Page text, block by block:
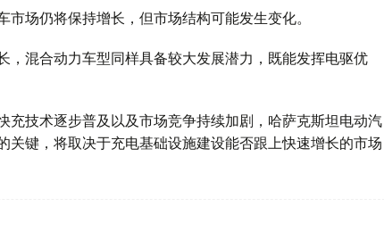
场仍将保持增长，但市场结构可能发生变化。
，混合动力车型同样具备较大发展潜力，既能发挥电驱优
充技术逐步普及以及市场竞争持续加剧，哈萨克斯坦电动汽
关键，将取决于充电基础设施建设能否跟上快速增长的市场